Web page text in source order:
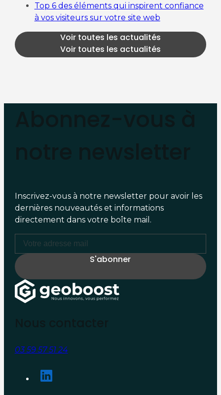
Top 6 des éléments qui inspirent confiance
à vos visiteurs sur votre site web
Voir toutes les actualités
Voir toutes les actualités
Inscrivez-vous à notre newsletter pour avoir les
dernières nouveautés et informations
directement dans votre boîte mail.
03 59 57 51 24